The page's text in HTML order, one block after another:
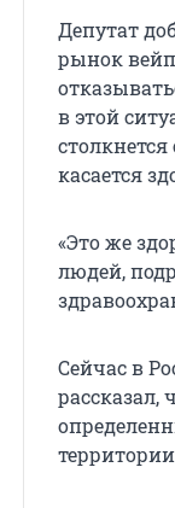
Депутат
рынок
в этой
касается
«Это же
людей,
Сейчас в
рассказал,